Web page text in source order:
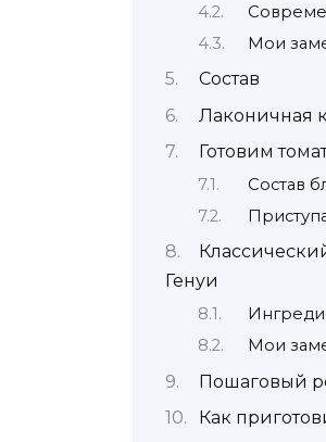
Мои
Состав
Лаконичная
Готовим
Состав
Генуи
Мои
Пошаговый
Как